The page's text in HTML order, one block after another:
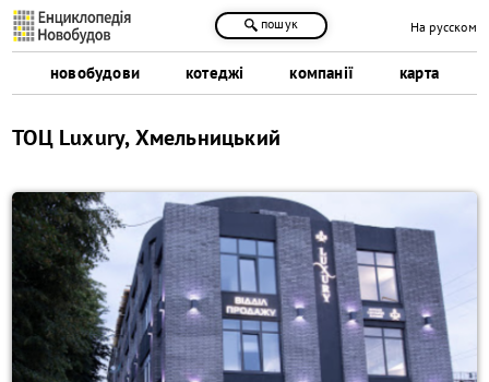
новобудови котеджі компанії карта
пошук На русском
ТОЦ Luxury, Хмельницький